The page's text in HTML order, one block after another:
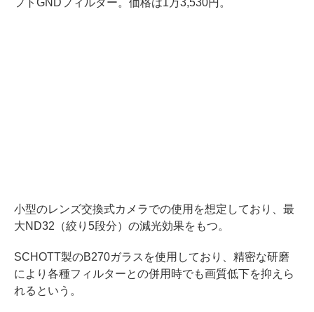
フトGNDフィルター。価格は1万3,530円。
小型のレンズ交換式カメラでの使用を想定しており、最
大ND32（絞り5段分）の減光効果をもつ。
SCHOTT製のB270ガラスを使用しており、精密な研磨
により各種フィルターとの併用時でも画質低下を抑えら
れるという。